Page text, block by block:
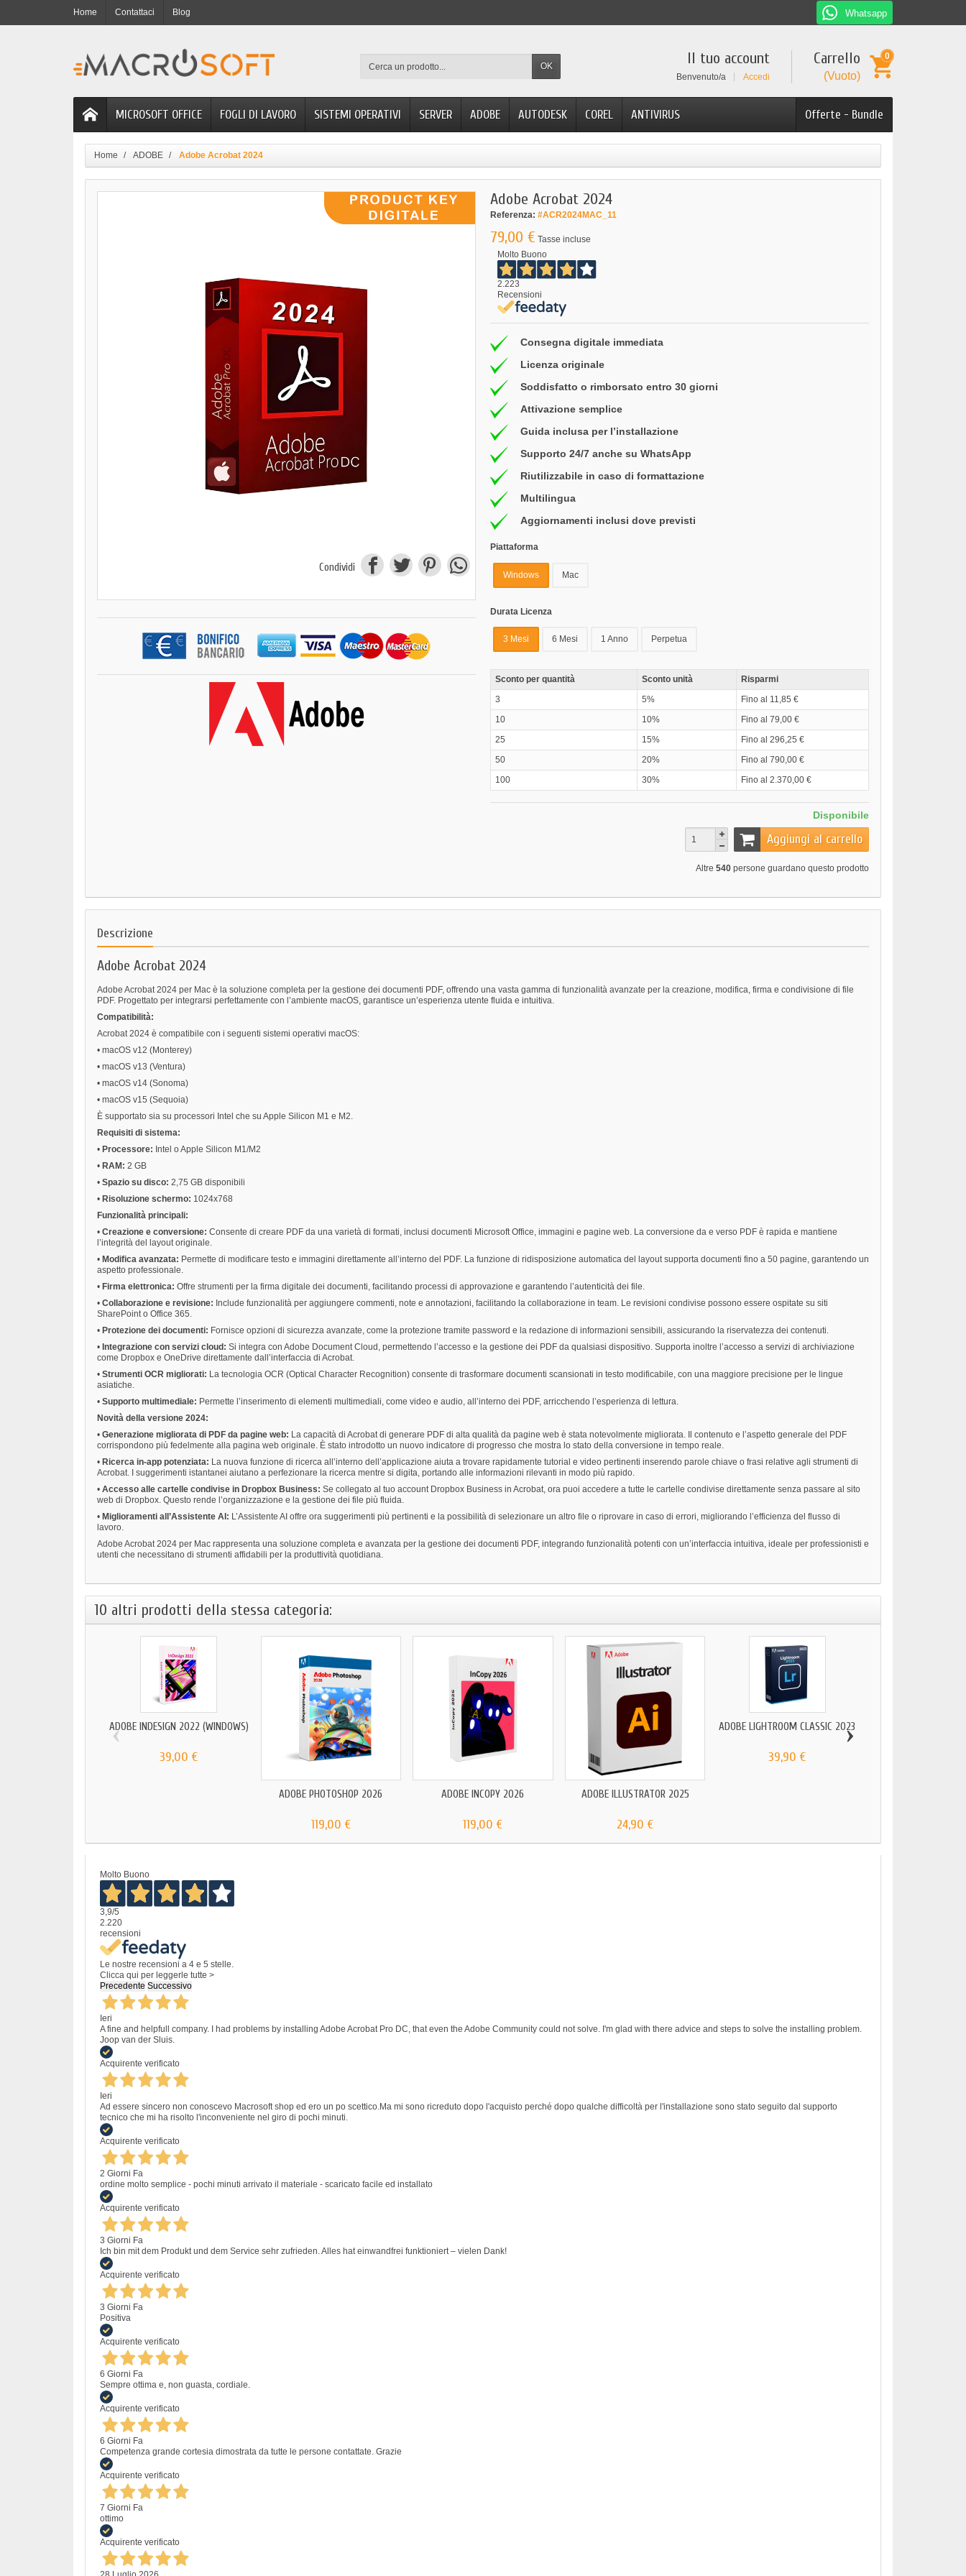
Home Contattaci Blog Whatsapp
OK Carrello
(Vuoto)
0
Il tuo account
Benvenuto/a Accedi
Offerte - Bundle
MICROSOFT OFFICE FOGLI DI LAVORO SISTEMI OPERATIVI SERVER ADOBE AUTODESK COREL ANTIVIRUS
Home ADOBE Adobe Acrobat 2024
Condividi
Adobe Acrobat 2024
Referenza: #ACR2024MAC_11
79,00 € Tasse incluse
Molto Buono
2.223
Recensioni
Consegna digitale immediata
Licenza originale
Soddisfatto o rimborsato entro 30 giorni
Attivazione semplice
Guida inclusa per l’installazione
Supporto 24/7 anche su WhatsApp
Riutilizzabile in caso di formattazione
Multilingua
Aggiornamenti inclusi dove previsti
Piattaforma
Windows Mac
Durata Licenza
3 Mesi 6 Mesi 1 Anno Perpetua
Sconto per quantità Sconto unità
Risparmi
3
5%
Fino al 11,85 €
10
10%
Fino al 79,00 €
25
15%
Fino al 296,25 €
50
20%
Fino al 790,00 €
100
30% Fino al 2.370,00 €
Disponibile
Aggiungi al carrello
Altre 540 persone guardano questo prodotto
Descrizione
Adobe Acrobat 2024
Adobe Acrobat 2024 per Mac è la soluzione completa per la gestione dei documenti PDF, offrendo una vasta gamma di funzionalità avanzate per la creazione, modifica, firma e condivisione di file
PDF. Progettato per integrarsi perfettamente con l’ambiente macOS, garantisce un’esperienza utente fluida e intuitiva.
Compatibilità:
Acrobat 2024 è compatibile con i seguenti sistemi operativi macOS:
• macOS v12 (Monterey)
• macOS v13 (Ventura)
• macOS v14 (Sonoma)
• macOS v15 (Sequoia)
È supportato sia su processori Intel che su Apple Silicon M1 e M2.
Requisiti di sistema:
• Processore: Intel o Apple Silicon M1/M2
• RAM: 2 GB
• Spazio su disco: 2,75 GB disponibili
• Risoluzione schermo: 1024x768
Funzionalità principali:
• Creazione e conversione: Consente di creare PDF da una varietà di formati, inclusi documenti Microsoft Office, immagini e pagine web. La conversione da e verso PDF è rapida e mantiene
l’integrità del layout originale.
• Modifica avanzata: Permette di modificare testo e immagini direttamente all’interno del PDF. La funzione di ridisposizione automatica del layout supporta documenti fino a 50 pagine, garantendo un
aspetto professionale.
• Firma elettronica: Offre strumenti per la firma digitale dei documenti, facilitando processi di approvazione e garantendo l’autenticità dei file.
• Collaborazione e revisione: Include funzionalità per aggiungere commenti, note e annotazioni, facilitando la collaborazione in team. Le revisioni condivise possono essere ospitate su siti
SharePoint o Office 365.
• Protezione dei documenti: Fornisce opzioni di sicurezza avanzate, come la protezione tramite password e la redazione di informazioni sensibili, assicurando la riservatezza dei contenuti.
• Integrazione con servizi cloud: Si integra con Adobe Document Cloud, permettendo l’accesso e la gestione dei PDF da qualsiasi dispositivo. Supporta inoltre l’accesso a servizi di archiviazione
come Dropbox e OneDrive direttamente dall’interfaccia di Acrobat.
• Strumenti OCR migliorati: La tecnologia OCR (Optical Character Recognition) consente di trasformare documenti scansionati in testo modificabile, con una maggiore precisione per le lingue
asiatiche.
• Supporto multimediale: Permette l’inserimento di elementi multimediali, come video e audio, all’interno dei PDF, arricchendo l’esperienza di lettura.
Novità della versione 2024:
• Generazione migliorata di PDF da pagine web: La capacità di Acrobat di generare PDF di alta qualità da pagine web è stata notevolmente migliorata. Il contenuto e l’aspetto generale del PDF
corrispondono più fedelmente alla pagina web originale. È stato introdotto un nuovo indicatore di progresso che mostra lo stato della conversione in tempo reale.
• Ricerca in-app potenziata: La nuova funzione di ricerca all’interno dell’applicazione aiuta a trovare rapidamente tutorial e video pertinenti inserendo parole chiave o frasi relative agli strumenti di
Acrobat. I suggerimenti istantanei aiutano a perfezionare la ricerca mentre si digita, portando alle informazioni rilevanti in modo più rapido.
• Accesso alle cartelle condivise in Dropbox Business: Se collegato al tuo account Dropbox Business in Acrobat, ora puoi accedere a tutte le cartelle condivise direttamente senza passare al sito
web di Dropbox. Questo rende l’organizzazione e la gestione dei file più fluida.
• Miglioramenti all’Assistente AI: L’Assistente AI offre ora suggerimenti più pertinenti e la possibilità di selezionare un altro file o riprovare in caso di errori, migliorando l’efficienza del flusso di
lavoro.
Adobe Acrobat 2024 per Mac rappresenta una soluzione completa e avanzata per la gestione dei documenti PDF, integrando funzionalità potenti con un’interfaccia intuitiva, ideale per professionisti e
utenti che necessitano di strumenti affidabili per la produttività quotidiana.
10 altri prodotti della stessa categoria:
ADOBE INDESIGN 2022 (WINDOWS)
39,00 €
ADOBE PHOTOSHOP 2026
119,00 €
ADOBE INCOPY 2026
119,00 €
ADOBE ILLUSTRATOR 2025
24,90 €
ADOBE LIGHTROOM CLASSIC 2023
39,90 €
‹ ›
Molto Buono
3,9/5
2.220
recensioni
Le nostre recensioni a 4 e 5 stelle.
Clicca qui per leggerle tutte >
Precedente Successivo
Ieri
A fine and helpfull company. I had problems by installing Adobe Acrobat Pro DC, that even the Adobe Community could not solve. I'm glad with there advice and steps to solve the installing problem.
Joop van der Sluis.
Acquirente verificato
Ieri
Ad essere sincero non conoscevo Macrosoft shop ed ero un po scettico.Ma mi sono ricreduto dopo l'acquisto perché dopo qualche difficoltà per l'installazione sono stato seguito dal supporto
tecnico che mi ha risolto l'inconveniente nel giro di pochi minuti.
Acquirente verificato
2 Giorni Fa
ordine molto semplice - pochi minuti arrivato il materiale - scaricato facile ed installato
Acquirente verificato
3 Giorni Fa
Ich bin mit dem Produkt und dem Service sehr zufrieden. Alles hat einwandfrei funktioniert – vielen Dank!
Acquirente verificato
3 Giorni Fa
Positiva
Acquirente verificato
6 Giorni Fa
Sempre ottima e, non guasta, cordiale.
Acquirente verificato
6 Giorni Fa
Competenza grande cortesia dimostrata da tutte le persone contattate. Grazie
Acquirente verificato
7 Giorni Fa
ottimo
Acquirente verificato